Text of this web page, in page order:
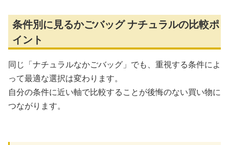
条件別に見るかごバッグ ナチュラルの比較ポ
イント
同じ「ナチュラルなかごバッグ」でも、重視する条件によ
って最適な選択は変わります。
自分の条件に近い軸で比較することが後悔のない買い物に
つながります。